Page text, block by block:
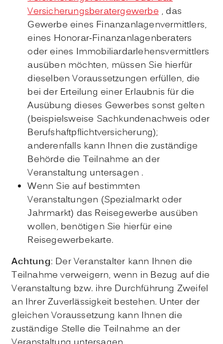
Versicherungsberatergewerbe, das
Gewerbe eines Finanzanlagenvermittlers,
eines Honorar-Finanzanlagenberaters
oder eines Immobiliardarlehensvermittlers
ausüben möchten, müssen Sie hierfür
dieselben Voraussetzungen erfüllen, die
bei der Erteilung einer Erlaubnis für die
Ausübung dieses Gewerbes sonst gelten
(beispielsweise Sachkundenachweis oder
Berufshaftpflichtversicherung);
anderenfalls kann Ihnen die zuständige
Behörde die Teilnahme an der
Veranstaltung untersagen .
Wenn Sie auf bestimmten
Veranstaltungen (Spezialmarkt oder
Jahrmarkt) das Reisegewerbe ausüben
wollen, benötigen Sie hierfür eine
Reisegewerbekarte.
Achtung: Der Veranstalter kann Ihnen die
Teilnahme verweigern, wenn in Bezug auf die
Veranstaltung bzw. ihre Durchführung Zweifel
an Ihrer Zuverlässigkeit bestehen. Unter der
gleichen Voraussetzung kann Ihnen die
zuständige Stelle die Teilnahme an der